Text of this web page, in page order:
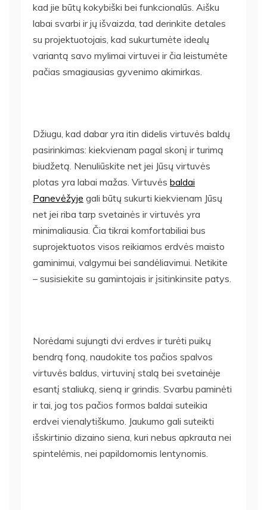
kad jie būtų kokybiški bei funkcionalūs. Aišku
labai svarbi ir jų išvaizda, tad derinkite detales
su projektuotojais, kad sukurtumėte idealų
variantą savo mylimai virtuvei ir čia leistumėte
pačias smagiausias gyvenimo akimirkas.
Džiugu, kad dabar yra itin didelis virtuvės baldų
pasirinkimas: kiekvienam pagal skonį ir turimą
biudžetą. Nenuliūskite net jei Jūsų virtuvės
plotas yra labai mažas. Virtuvės baldai
Panevėžyje gali būtų sukurti kiekvienam Jūsų
net jei riba tarp svetainės ir virtuvės yra
minimaliausia. Čia tikrai komfortabiliai bus
suprojektuotos visos reikiamos erdvės maisto
gaminimui, valgymui bei sandėliavimui. Netikite
– susisiekite su gamintojais ir įsitinkinsite patys.
Norėdami sujungti dvi erdves ir turėti puikų
bendrą foną, naudokite tos pačios spalvos
virtuvės baldus, virtuvinį stalą bei svetainėje
esantį staliuką, sieną ir grindis. Svarbu paminėti
ir tai, jog tos pačios formos baldai suteikia
erdvei vienalytiškumo. Jaukumo gali suteikti
išskirtinio dizaino siena, kuri nebus apkrauta nei
spintelėmis, nei papildomomis lentynomis.